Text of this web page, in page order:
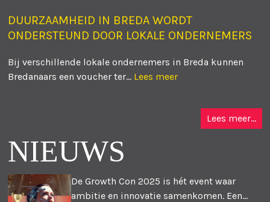
DUURZAAMHEID IN BREDA WORDT
ONDERSTEUND DOOR LOKALE ONDERNEMERS
Bij verschillende lokale ondernemers in Breda kunnen
Bredanaars een voucher ter... Lees meer
Lees meer...
NIEUWS
De Growth Con 2025 is hét event waar
ambitie en innovatie samenkomen. Een...